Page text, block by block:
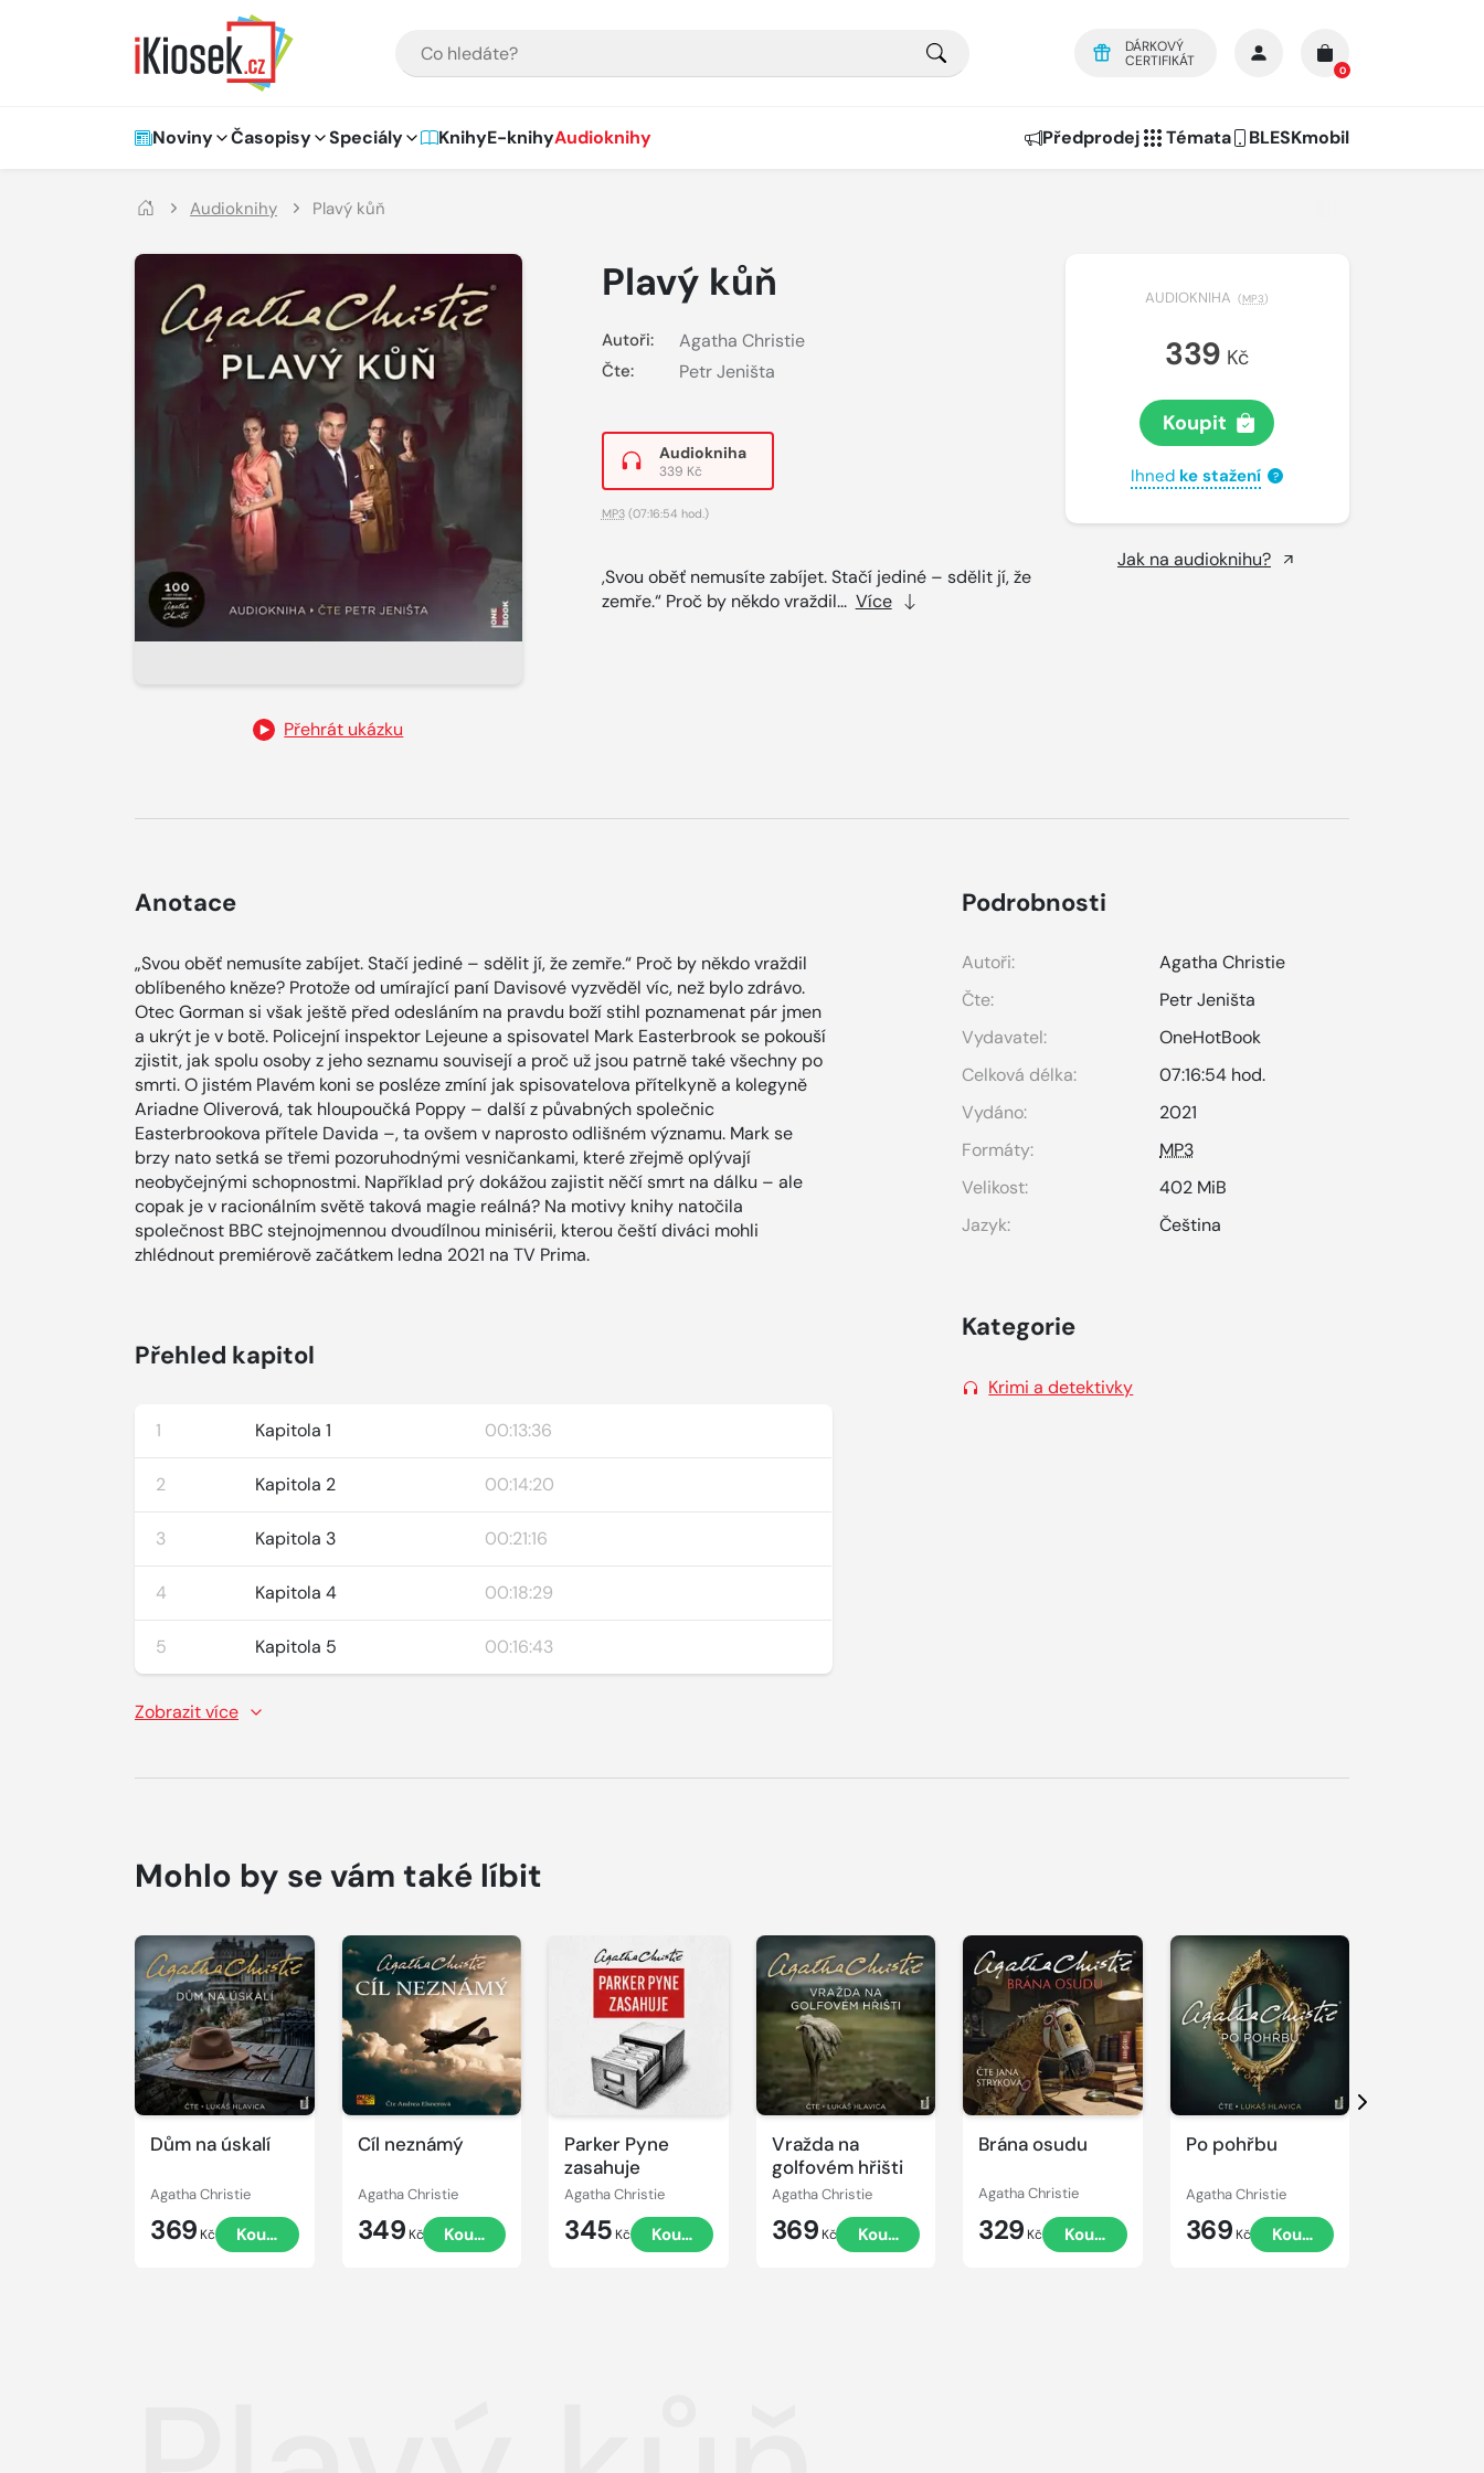
DÁRKOVÝ
CERTIFIKÁT
0
Hlavní navigace
Noviny Časopisy Speciály KnihyE-knihyAudioknihy Předprodej Témata BLESKmobil
Audioknihy Plavý kůň
Přehrát ukázku
Plavý kůň
Autoři: Agatha Christie
Čte: Petr Jeništa
Audiokniha
339 Kč
MP3(07:16:54 hod.)
,Svou oběť nemusíte zabíjet. Stačí jediné – sdělit jí, že
zemře.“ Proč by někdo vraždil... Více
AUDIOKNIHA (MP3)
339 Kč
Koupit
Ihned ke stažení ?
Jak na audioknihu?
Anotace
„Svou oběť nemusíte zabíjet. Stačí jediné – sdělit jí, že zemře.“ Proč by někdo vraždil
oblíbeného kněze? Protože od umírající paní Davisové vyzvěděl víc, než bylo zdrávo.
Otec Gorman si však ještě před odesláním na pravdu boží stihl poznamenat pár jmen
a ukrýt je v botě. Policejní inspektor Lejeune a spisovatel Mark Easterbrook se pokouší
zjistit, jak spolu osoby z jeho seznamu souvisejí a proč už jsou patrně také všechny po
smrti. O jistém Plavém koni se posléze zmíní jak spisovatelova přítelkyně a kolegyně
Ariadne Oliverová, tak hloupoučká Poppy – další z půvabných společnic
Easterbrookova přítele Davida –, ta ovšem v naprosto odlišném významu. Mark se
brzy nato setká se třemi pozoruhodnými vesničankami, které zřejmě oplývají
neobyčejnými schopnostmi. Například prý dokážou zajistit něčí smrt na dálku – ale
copak je v racionálním světě taková magie reálná? Na motivy knihy natočila
společnost BBC stejnojmennou dvoudílnou minisérii, kterou čeští diváci mohli
zhlédnout premiérově začátkem ledna 2021 na TV Prima.
Přehled kapitol
1 Kapitola 1 00:13:36
2 Kapitola 2 00:14:20
3 Kapitola 3 00:21:16
4 Kapitola 4 00:18:29
5 Kapitola 5 00:16:43
Zobrazit více
Podrobnosti
Autoři:
Agatha Christie
Čte:
Petr Jeništa
Vydavatel:
OneHotBook
Celková délka:
07:16:54 hod.
Vydáno:
2021
Formáty:
MP3
Velikost:
402 MiB
Jazyk:
Čeština
Kategorie
Krimi a detektivky
Mohlo by se vám také líbit
Dům na úskalí
Agatha Christie
369 Kč Koupit
Přehrát
ukázku
Cíl neznámý
Agatha Christie
349 Kč Koupit
Přehrát
ukázku
Parker Pyne
zasahuje
Agatha Christie
345 Kč Koupit
Přehrát
ukázku
Vražda na
golfovém hřišti
Agatha Christie
369 Kč Koupit
Přehrát
ukázku
Brána osudu
Agatha Christie
329 Kč Koupit
Přehrát
ukázku
Po pohřbu
Agatha Christie
369 Kč Koupit
Přehrát
ukázku
Další